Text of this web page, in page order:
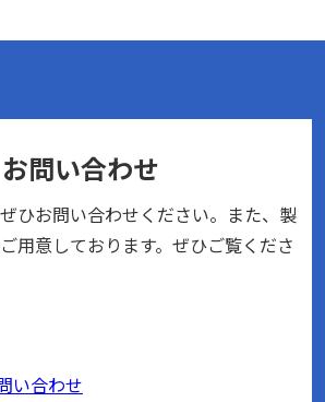
お問い合わせ
ひお問い合わせください。また、製
用意しております。ぜひご覧くださ
い合わせ